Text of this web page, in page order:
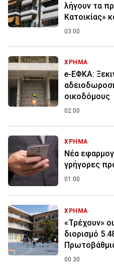
λήγουν τα
Κατοικίας»
03:00
ΧΡΗΜΑ
e-ΕΦΚΑ:
οικοδόμους
02:00
ΧΡΗΜΑ
Νέα
γρήγορες
01:00
ΧΡΗΜΑ
«Τρέχουν»
διορισμό
00:30